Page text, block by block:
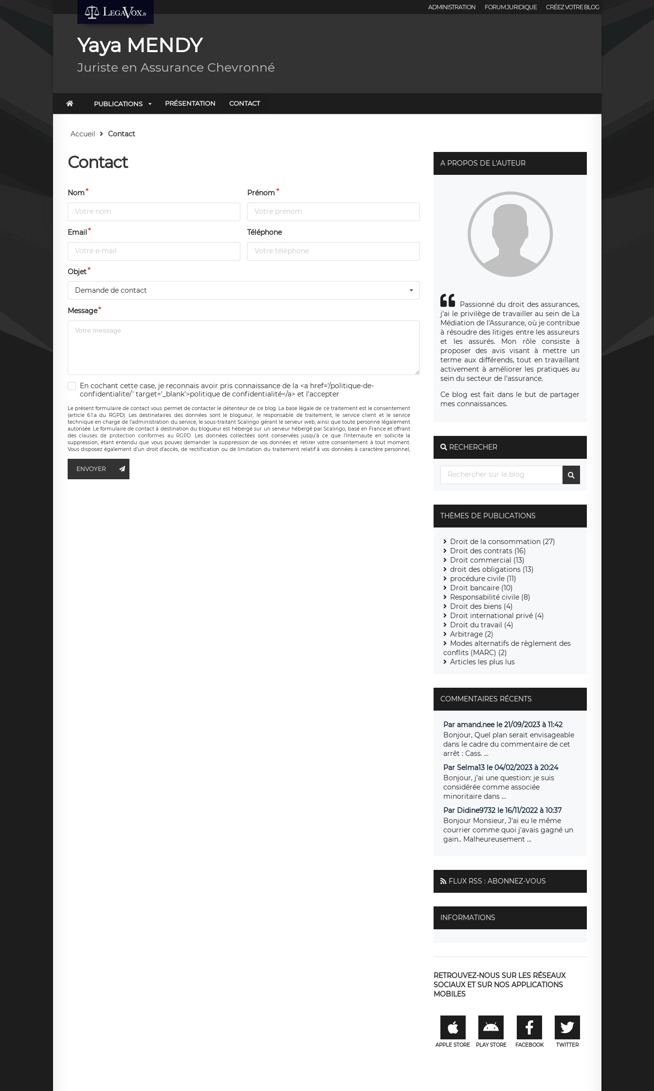
ADMINISTRATION FORUM JURIDIQUE CRÉEZ VOTRE BLOG
Yaya MENDY
Juriste en Assurance Chevronné
PUBLICATIONS PRÉSENTATION CONTACT
Accueil Contact
Contact
Nom Prénom
Email Téléphone
Objet
Demande de contact
Message
En cochant cette case, je reconnais avoir pris connaissance de la <a href='/politique-de-
confidentialite/' target='_blank'>politique de confidentialité</a> et l'accepter
Le présent formulaire de contact vous permet de contacter le détenteur de ce blog. La base légale de ce traitement est le consentement
(article 6.1.a du RGPD). Les destinataires des données sont le blogueur, le responsable de traitement, le service client et le service
technique en charge de l’administration du service, le sous-traitant Scalingo gérant le serveur web, ainsi que toute personne légalement
autorisée. Le formulaire de contact à destination du blogueur est hébergé sur un serveur hébergé par Scalingo, basé en France et offrant
desclauses de protection conformes au RGPD. Les données collectées sont conservées jusqu’à ce que l’Internaute en sollicite la
suppression, étant entendu que vous pouvez demander la suppression de vos données et retirer votre consentement à tout moment.
Vous disposez également d’un droit d’accès, de rectification ou de limitation du traitement relatif à vos données à caractère personnel,
responsable de traitement est la société LÉGAVOX, sis 9 rue Léopold Sédar Senghor, joignable à l’adresse mail :
ENVOYER
A PROPOS DE L'AUTEUR
Passionné du droit des assurances,
j'ai le privilège de travailler au sein de La
Médiation de l'Assurance, où je contribue
à résoudre des litiges entre les assureurs
et les assurés. Mon rôle consiste à
proposer des avis visant à mettre un
terme aux différends, tout en travaillant
activement à améliorer les pratiques au
sein du secteur de l'assurance.
Ce blog est fait dans le but de partager
mes connaissances.
RECHERCHER
THÈMES DE PUBLICATIONS
Droit de la consommation (27)
Droit des contrats (16)
Droit commercial (13)
droit des obligations (13)
procédure civile (11)
Droit bancaire (10)
Responsabilité civile (8)
Droit des biens (4)
Droit international privé (4)
Droit du travail (4)
Arbitrage (2)
Modes alternatifs de règlement des
conflits (MARC) (2)
Articles les plus lus
COMMENTAIRES RÉCENTS
Par amand.nee le 21/09/2023 à 11:42
Bonjour, Quel plan serait envisageable
dans le cadre du commentaire de cet
arrêt : Cass. ...
Par Selma13 le 04/02/2023 à 20:24
Bonjour, j’ai une question: je suis
considérée comme associée
minoritaire dans ...
Par Didine9732 le 16/11/2022 à 10:37
Bonjour Monsieur, J'ai eu le même
courrier comme quoi j'avais gagné un
gain.. Malheureusement ...
FLUX RSS : ABONNEZ-VOUS
INFORMATIONS
RETROUVEZ-NOUS SUR LES RÉSEAUX
SOCIAUX ET SUR NOS APPLICATIONS
MOBILES
APPLE STORE PLAY STORE FACEBOOK TWITTER